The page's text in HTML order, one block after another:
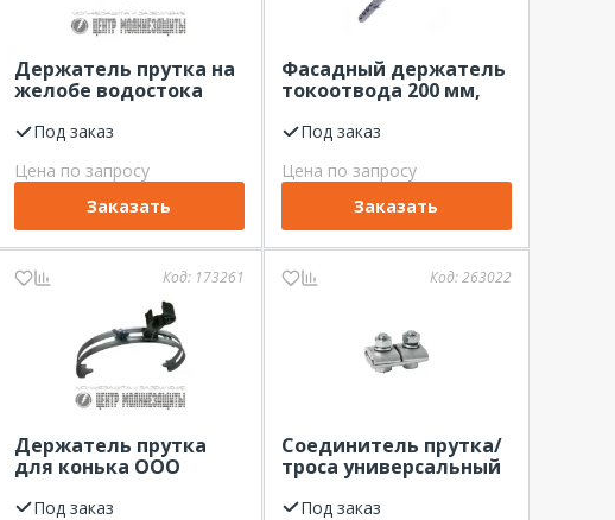
Держатель прутка на
желобе водостока
скручиваемый,
Под заказ
Цена по запросу
Заказать
Фасадный держатель
токоотвода 200 мм,
Под заказ
Цена по запросу
Заказать
Код: 173261
Держатель прутка
для конька ООО
с пластиковым
Под заказ
Код:263022
Соединитель прутка/
троса универсальный
Bolta D10-12мм
Под заказ